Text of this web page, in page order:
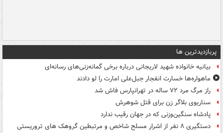
پربازدیدترین ها
بیانیه خانواده شهید لاریجانی درباره برخی گمانه‌زنی‌های رسانه‌ای
ماهواره‌ها خسارت انفجار جبل‌علی امارت را لو دادند
راز مرگ مرد ۷۲ ساله در تهرانپارس فاش شد
سناریوی بلاگر زن برای قتل شوهرش
پادشاه سنگین‌وزنی که در جهان رقیب ندارد
دستگیری ۸ نفر از اشرار مسلح شاخص و مرتبطین گروهک های تروریستی